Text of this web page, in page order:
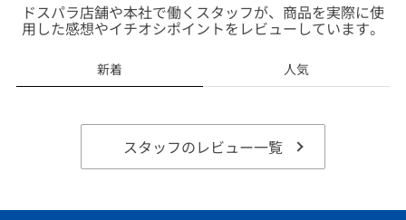
ドスパラ店舗や本社で働くスタッフが、商品を実際に使
用した感想やイチオシポイントをレビューしています。
新着 人気
スタッフのレビュー一覧